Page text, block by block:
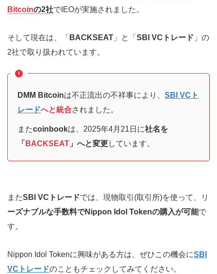
Bitcoinの2社でIEOが実施されました。
そして現在は、「 BACKSEAT 」と「 SBI VCトレード 」の
2社で取り扱われています。
DMM Bitcoinは不正流出の不祥事により、 SBI VCト
レードへと統合されました。
またcoinbookは、2025年4月21日に社名を
「 BACKSEAT 」へと変更しています。
またSBI VCトレードでは、現物取引(取引所)を使って、リ
ーズナブルな手数料でNippon Idol Tokenの購入が可能で
す。
Nippon Idol Tokenに興味がある方は、ぜひこの機会にSBI
VCトレードのこともチェックしてみてください。